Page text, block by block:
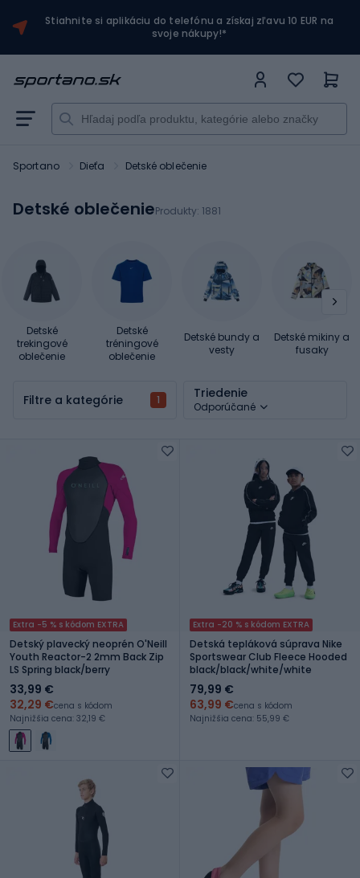
Stiahnite si aplikáciu do telefónu a získaj zľavu 10 EUR na
svoje nákupy!*
Sportano Dieťa Detské oblečenie
Detské oblečenieProdukty: 1881
Detské
trekingové
oblečenie
Detské
tréningové
oblečenie
Detské bundy a
vesty
Detské mikiny a
fusaky
Filtre a kategórie 1 Triedenie
Odporúčané
Extra -5 % s kódom EXTRA
Detský plavecký neoprén O'Neill
Youth Reactor-2 2mm Back Zip
LS Spring black/berry
33,99 €
32,29 €cena s kódom
Najnižšia cena: 32,19 €
Extra -20 % s kódom EXTRA
Detská tepláková súprava Nike
Sportswear Club Fleece Hooded
black/black/white/white
79,99 €
63,99 €cena s kódom
Najnižšia cena: 55,99 €